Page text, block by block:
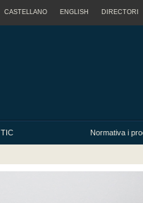
CASTELLANO ENGLISH DIRECTORI
Normativa i